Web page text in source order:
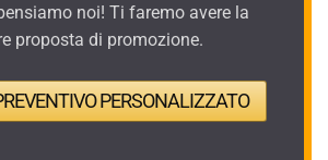
noi! Ti faremo avere la
proposta di promozione.
PERSONALIZZATO